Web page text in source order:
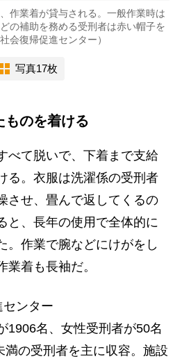
作業着が貸与される。一般作業時は
の補助を務める受刑者は赤い帽子を
会復帰促進センター）
写真17枚
ものを着ける
べて脱いで、下着まで支給
る。衣服は洗濯係の受刑者
させ、畳んで返してくるの
と、長年の使用で全体的に
。作業で腕などにけがをし
業着も長袖だ。
ンター
名、女性受刑者が50名
満の受刑者を主に収容。施設